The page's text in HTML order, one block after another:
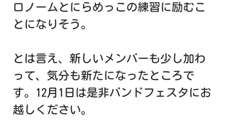
ロノームとにらめっこの練習に励むこ
とになりそう。
とは言え、新しいメンバーも少し加わ
って、気分も新たになったところで
す。12月1日は是非バンドフェスタにお
越しください。